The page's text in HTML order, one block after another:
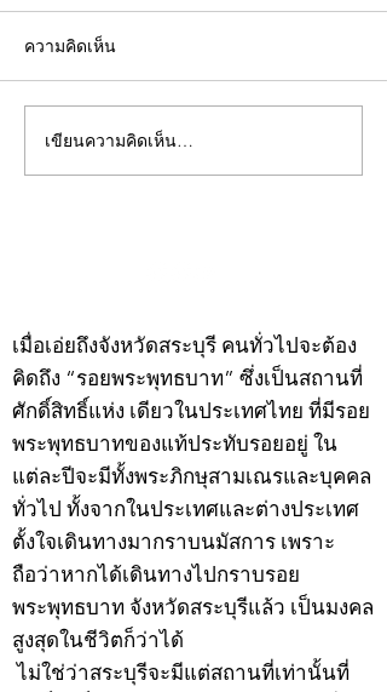
คอลัมน์"จับชีพจรวงการ
พระ"ประจำพุธที่ 29
ความคิดเห็น
เขียนความคิดเห็น…
เมื่อเอ่ยถึงจังหวัดสระบุรี คนทั่วไปจะต้อง
คิดถึง “รอยพระพุทธบาท” ซึ่งเป็นสถานที่
ศักดิ์สิทธิ์แห่ง เดียวในประเทศไทย ที่มีรอย
พระพุทธบาทของแท้ประทับรอยอยู่ ใน
แต่ละปีจะมีทั้งพระภิกษุสามเณรและบุคคล
ทั่วไป ทั้งจากในประเทศและต่างประเทศ
ตั้งใจเดินทางมากราบนมัสการ เพราะ
ถือว่าหากได้เดินทางไปกราบรอย
พระพุทธบาท จังหวัดสระบุรีแล้ว เป็นมงคล
สูงสุดในชีวิตก็ว่าได้
ไม่ใช่ว่าสระบุรีจะมีแต่สถานที่เท่านั้นที่